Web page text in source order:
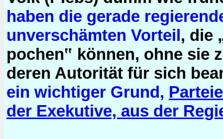
haben die gerade
unverschämten Vorteil, die
pochen‟ können, ohne sie
deren Autorität für sich
ein wichtiger Grund,
der Exekutive, aus der